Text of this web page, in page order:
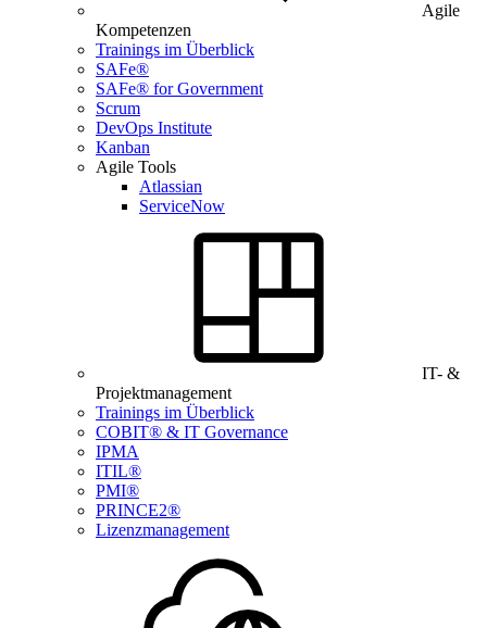
Agile
Kompetenzen
Trainings im Überblick
SAFe®
SAFe® for Government
Scrum
DevOps Institute
Kanban
Agile Tools
Atlassian
ServiceNow
IT- &
Projektmanagement
Trainings im Überblick
COBIT® & IT Governance
IPMA
ITIL®
PMI®
PRINCE2®
Lizenzmanagement